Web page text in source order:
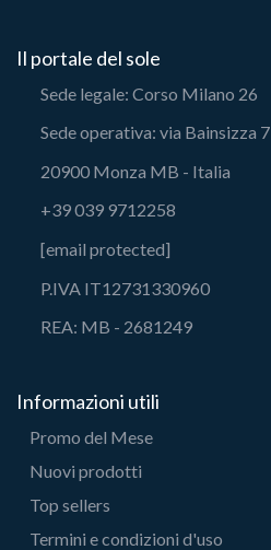
Il portale del sole
Sede legale: Corso Milano 26
Sede operativa: via Bainsizza 7
20900 Monza MB - Italia
+39 039 9712258
[email protected]
P.IVA IT12731330960
REA: MB - 2681249
Informazioni utili
Promo del Mese
Nuovi prodotti
Top sellers
Termini e condizioni d'uso